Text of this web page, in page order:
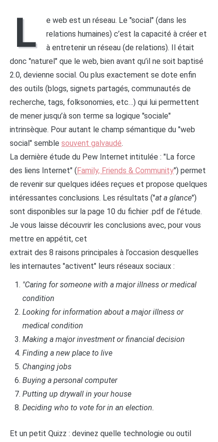
L
e web est un réseau. Le "social" (dans les
relations humaines) c’est la capacité à créer et
à entretenir un réseau (de relations). Il était
donc "naturel" que le web, bien avant qu’il ne soit baptisé
2.0, devienne social. Ou plus exactement se dote enfin
des outils (blogs, signets partagés, communautés de
recherche, tags, folksonomies, etc…) qui lui permettent
de mener jusqu’à son terme sa logique "sociale"
intrinsèque. Pour autant le champ sémantique du "web
social" semble souvent galvaudé.
La dernière étude du Pew Internet intitulée : "La force
des liens Internet" (Family, Friends & Community") permet
de revenir sur quelques idées reçues et propose quelques
intéressantes conclusions. Les résultats ("at a glance")
sont disponibles sur la page 10 du fichier .pdf de l’étude.
Je vous laisse découvrir les conclusions avec, pour vous
mettre en appétit, cet
extrait des 8 raisons principales à l’occasion desquelles
les internautes "activent" leurs réseaux sociaux :
"Caring for someone with a major illness or medical
condition
Looking for information about a major illness or
medical condition
Making a major investment or financial decision
Finding a new place to live
Changing jobs
Buying a personal computer
Putting up drywall in your house
Deciding who to vote for in an election.
Et un petit Quizz : devinez quelle technologie ou outil